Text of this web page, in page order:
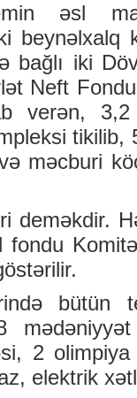
əsl
bağlı iki
Neft
verən,
tikilib,
məcburi
deməkdir.
bütün
2
elektrik